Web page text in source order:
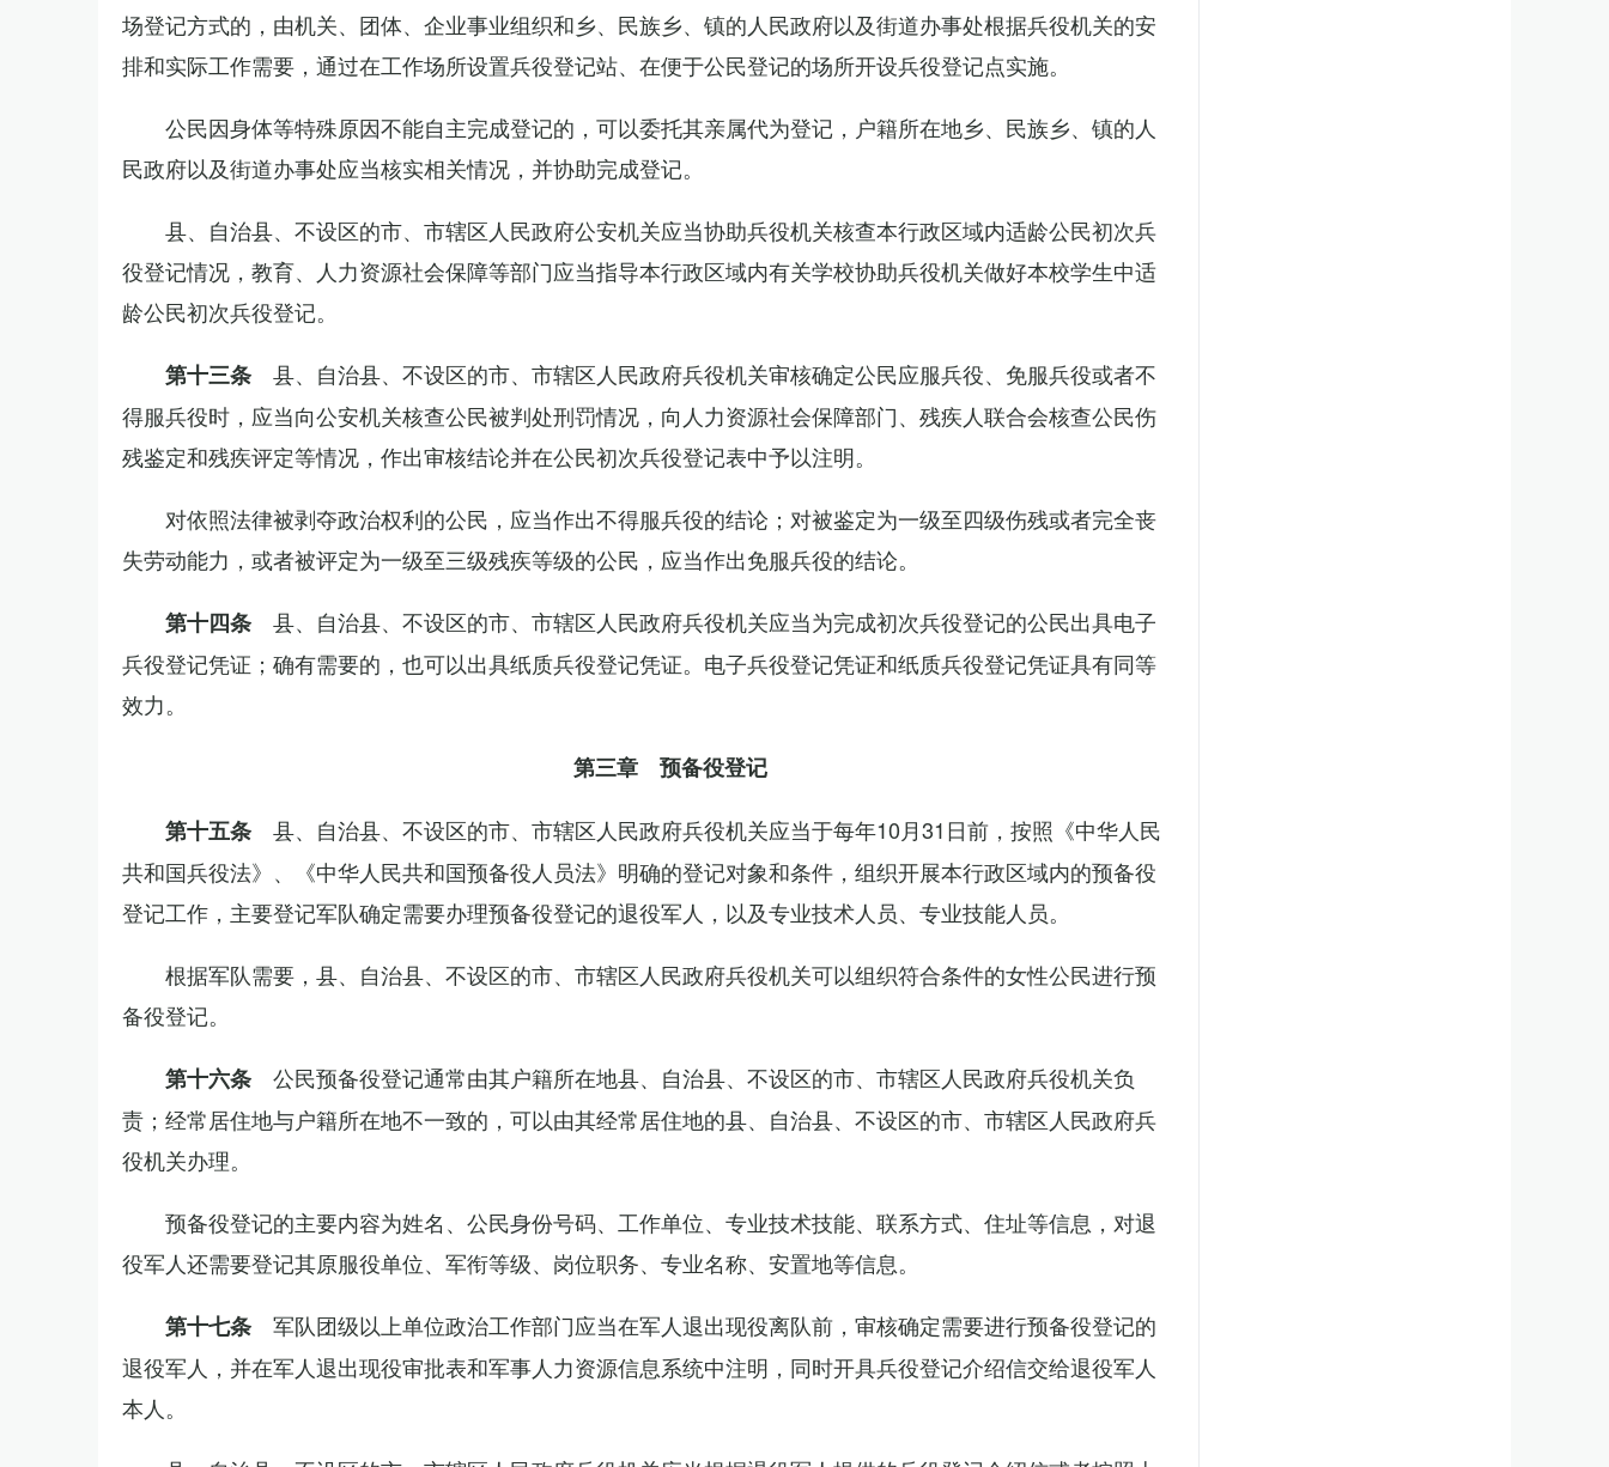
场登记方式的，由机关、团体、企业事业组织和乡、民族乡、镇的人民政府以及街道办事处根据兵役机关的安
排和实际工作需要，通过在工作场所设置兵役登记站、在便于公民登记的场所开设兵役登记点实施。
公民因身体等特殊原因不能自主完成登记的，可以委托其亲属代为登记，户籍所在地乡、民族乡、镇的人
民政府以及街道办事处应当核实相关情况，并协助完成登记。
县、自治县、不设区的市、市辖区人民政府公安机关应当协助兵役机关核查本行政区域内适龄公民初次兵
役登记情况，教育、人力资源社会保障等部门应当指导本行政区域内有关学校协助兵役机关做好本校学生中适
龄公民初次兵役登记。
第十三条 县、自治县、不设区的市、市辖区人民政府兵役机关审核确定公民应服兵役、免服兵役或者不
得服兵役时，应当向公安机关核查公民被判处刑罚情况，向人力资源社会保障部门、残疾人联合会核查公民伤
残鉴定和残疾评定等情况，作出审核结论并在公民初次兵役登记表中予以注明。
对依照法律被剥夺政治权利的公民，应当作出不得服兵役的结论；对被鉴定为一级至四级伤残或者完全丧
失劳动能力，或者被评定为一级至三级残疾等级的公民，应当作出免服兵役的结论。
第十四条 县、自治县、不设区的市、市辖区人民政府兵役机关应当为完成初次兵役登记的公民出具电子
兵役登记凭证；确有需要的，也可以出具纸质兵役登记凭证。电子兵役登记凭证和纸质兵役登记凭证具有同等
效力。
第三章 预备役登记
第十五条 县、自治县、不设区的市、市辖区人民政府兵役机关应当于每年10月31日前，按照《中华人民
共和国兵役法》、《中华人民共和国预备役人员法》明确的登记对象和条件，组织开展本行政区域内的预备役
登记工作，主要登记军队确定需要办理预备役登记的退役军人，以及专业技术人员、专业技能人员。
根据军队需要，县、自治县、不设区的市、市辖区人民政府兵役机关可以组织符合条件的女性公民进行预
备役登记。
第十六条 公民预备役登记通常由其户籍所在地县、自治县、不设区的市、市辖区人民政府兵役机关负
责；经常居住地与户籍所在地不一致的，可以由其经常居住地的县、自治县、不设区的市、市辖区人民政府兵
役机关办理。
预备役登记的主要内容为姓名、公民身份号码、工作单位、专业技术技能、联系方式、住址等信息，对退
役军人还需要登记其原服役单位、军衔等级、岗位职务、专业名称、安置地等信息。
第十七条 军队团级以上单位政治工作部门应当在军人退出现役离队前，审核确定需要进行预备役登记的
退役军人，并在军人退出现役审批表和军事人力资源信息系统中注明，同时开具兵役登记介绍信交给退役军人
本人。